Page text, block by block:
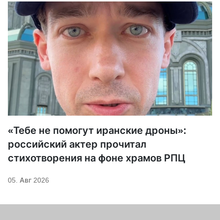
«Тебе не помогут иранские дроны»:
российский актер прочитал
стихотворения на фоне храмов РПЦ
05. Авг 2026